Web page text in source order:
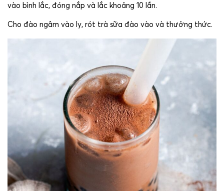
vào bình lắc, đóng nắp và lắc khoảng 10 lần.
Cho đào ngâm vào ly, rót trà sữa đào vào và thưởng thức.